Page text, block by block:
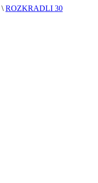
\ ROZKRADLI 30